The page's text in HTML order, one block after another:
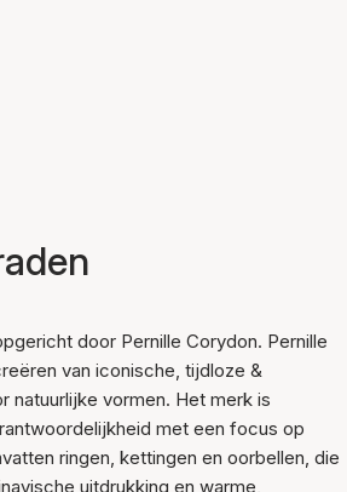
door Pernille Corydon. Pernille
van iconische, tijdloze &
natuurlijke vormen. Het merk is
met een focus op
ringen, kettingen en oorbellen, die
uitdrukking en warme,